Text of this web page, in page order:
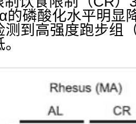
的磷酸化水平明显
测到高强度跑步组